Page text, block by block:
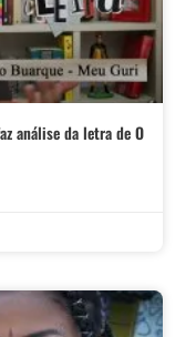
análise da letra de O